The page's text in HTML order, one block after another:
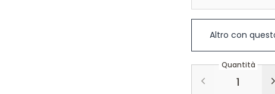
Altro con
Quantità